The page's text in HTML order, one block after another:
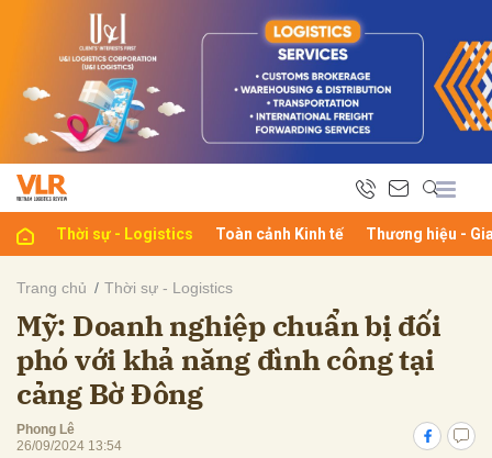
Thời sự - Logistics Toàn cảnh Kinh tế Thương hiệu -
Trang chủ Thời sự - Logistics
Mỹ: Doanh nghiệp chuẩn bị đối
phó với khả năng đình công tại
cảng Bờ Đông
Phong Lê
26/09/2024 13:54
luận
Hủy